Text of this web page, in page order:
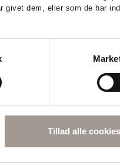
givet dem, eller som de har
Tillad alle cookies
& PARFUMEFRI